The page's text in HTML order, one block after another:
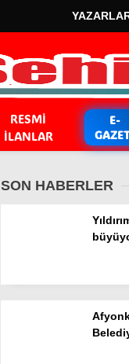
RESMI
İLANLAR
E-
SON HABERLER